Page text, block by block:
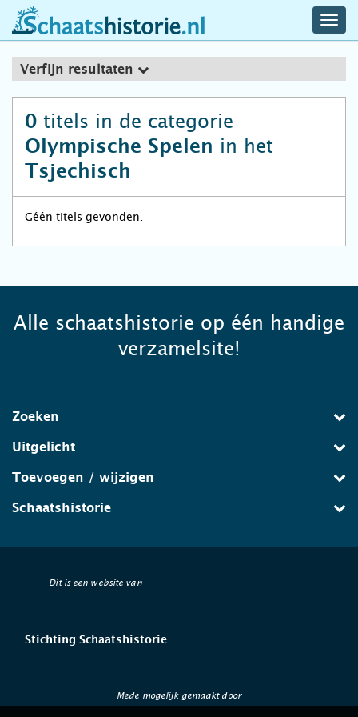
schaatshistorie.nl
Verfijn resultaten
0 titels in de categorie
Olympische Spelen in het
Tsjechisch
Géén titels gevonden.
Alle schaatshistorie op één handige
verzamelsite!
Zoeken
Uitgelicht
Toevoegen / wijzigen
Schaatshistorie
Dit is een website van
Stichting Schaatshistorie
Mede mogelijk gemaakt door